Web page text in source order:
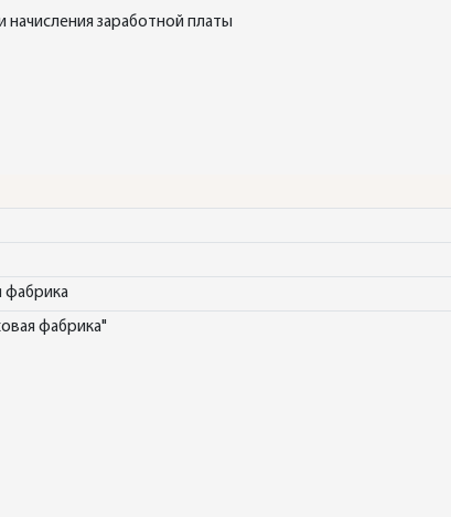
начисления заработной платы
фабрика
фабрика"